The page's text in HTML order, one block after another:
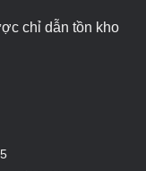
chỉ dẫn tồn kho